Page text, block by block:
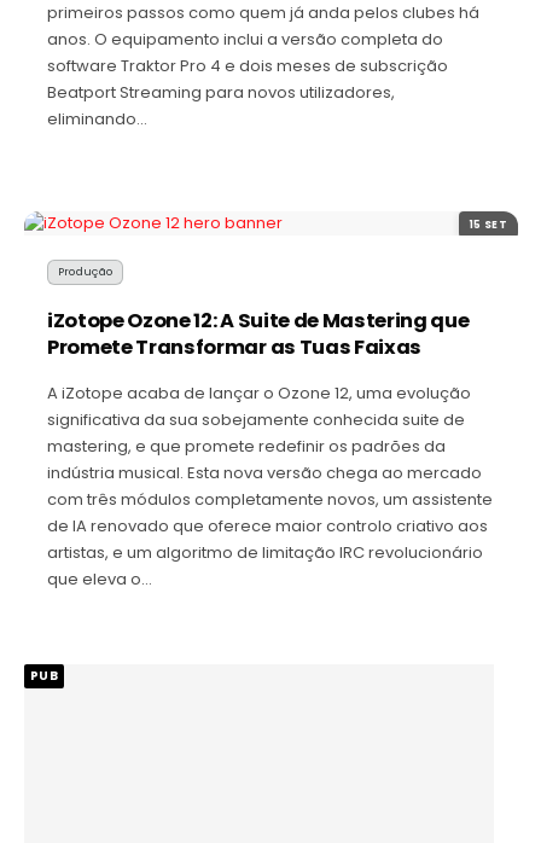
primeiros passos como quem já anda pelos clubes há
anos. O equipamento inclui a versão completa do
software Traktor Pro 4 e dois meses de subscrição
Beatport Streaming para novos utilizadores,
eliminando…
15 SET
Produção
iZotope Ozone 12: A Suite de Mastering que
Promete Transformar as Tuas Faixas
A iZotope acaba de lançar o Ozone 12, uma evolução
significativa da sua sobejamente conhecida suite de
mastering, e que promete redefinir os padrões da
indústria musical. Esta nova versão chega ao mercado
com três módulos completamente novos, um assistente
de IA renovado que oferece maior controlo criativo aos
artistas, e um algoritmo de limitação IRC revolucionário
que eleva o…
PUB